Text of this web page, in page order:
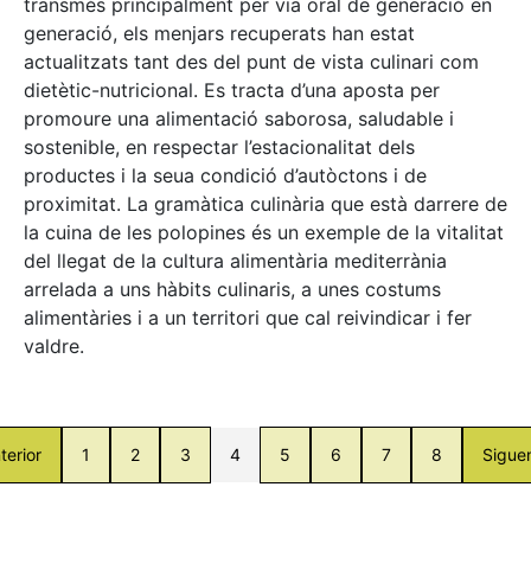
generació, els menjars recuperats han estat
actualitzats tant des del punt de vista culinari com
dietètic-nutricional. Es tracta d’una aposta per
promoure una alimentació saborosa, saludable i
sostenible, en respectar l’estacionalitat dels
productes i la seua condició d’autòctons i de
proximitat. La gramàtica culinària que està darrere de
la cuina de les polopines és un exemple de la vitalitat
del llegat de la cultura alimentària mediterrània
arrelada a uns hàbits culinaris, a unes costums
alimentàries i a un territori que cal reivindicar i fer
valdre.
1 2 3 4 5 6 7 8